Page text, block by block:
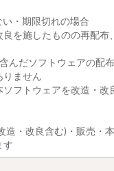
・期限切れの場合
を施したものの再配布
んだソフトウェアの配
りません
フトウェアを改造・改
造・改良含む)・販売・
す